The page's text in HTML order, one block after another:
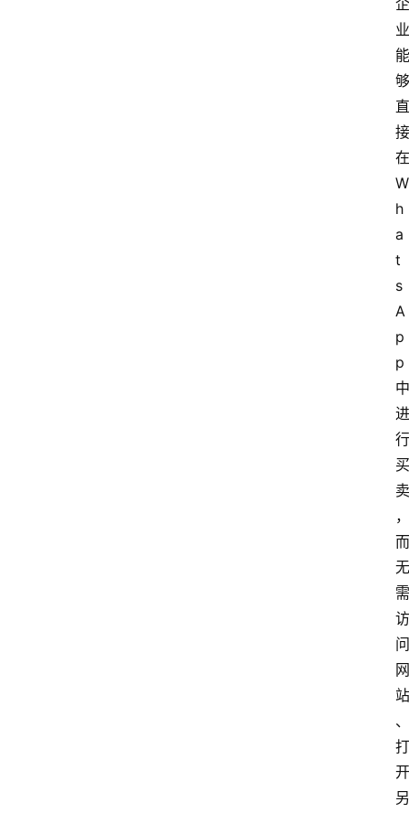
企
业
能
够
直
接
在
W
h
a
t
s
A
p
p
中
进
行
买
卖
，
而
无
需
访
问
网
站
、
打
开
另